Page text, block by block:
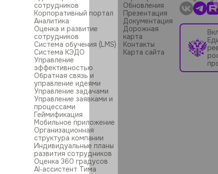
сотрудников
Корпоративный портал
Аналитика
Оценка и развитие
сотрудников
Система обучения (LMS)
Система КЭДО
Управление
эффективностью
Обратная связь и
управление идеями
Управление задачами
Управление заявками и
процессами
Геймификация
Мобильное приложение
Организационная
структура компании
Индивидуальные планы
развития сотрудников
Оценка 360 градусов
AI‑ассистент Тима
Обновления
Презентация
Документация
Дорожная
карта
Контакты
Карта сайта